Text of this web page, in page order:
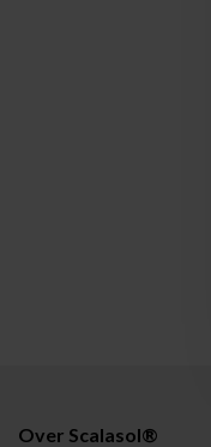
Over Scalasol®